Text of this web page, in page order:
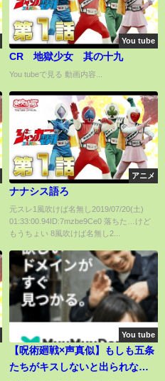
You tube
CR 地獄少女 其の十九
You tubeで見る 動画内容...
アニメ
ナナシス語ろ
元スレ1風吹けば名無し2019/07/20(土)
01:33:00.94ID:7mzbe9Ce0 落ちた…けど
もうちょい 8風吹けば名無し2...
You tube
【呪術廻戦×声真似】もしも五条
たちがキスしないと出られない